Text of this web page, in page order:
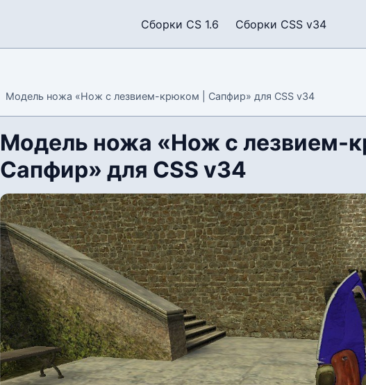
Сборки CS 1.6 Сборки CSS v34
Модель ножа «Нож с лезвием-крюком | Сапфир» для CSS v34
Модель ножа «Нож с лезвием-
Сапфир» для CSS v34